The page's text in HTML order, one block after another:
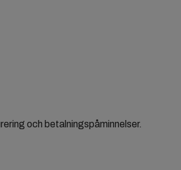
och betalningspåminnelser.